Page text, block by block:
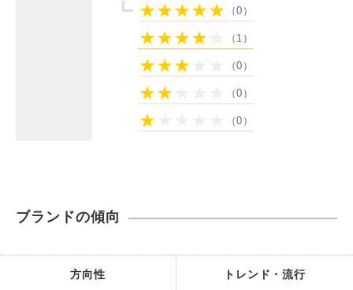
（0）
（1）
（0）
（0）
（0）
ブランドの傾向
方向性 トレンド・流行